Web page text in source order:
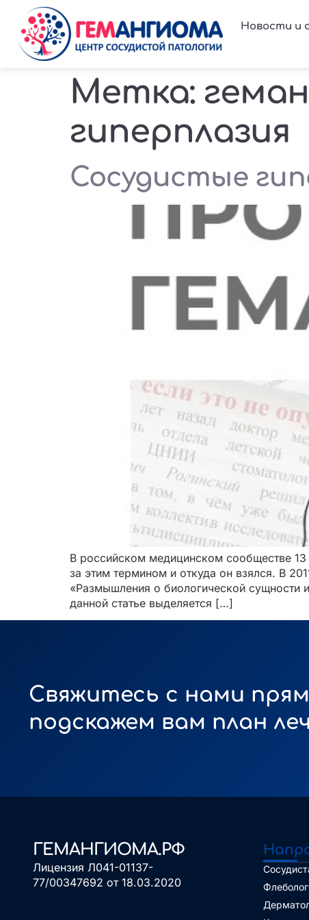
Новости и
Метка:
гиперплазия
Сосудистые
В российском медицинском сообществе 13
за этим термином и откуда он взялся. В
«Размышления о биологической сущности
данной статье выделяется […]
Свяжитесь с нами
подскажем вам план
ГЕМАНГИОМА.РФ
Лицензия Л041-01137-
77/00347692 от 18.03.2020